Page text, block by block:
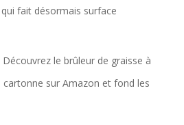
fait désormais surface
le brûleur de graisse à
sur Amazon et fond les